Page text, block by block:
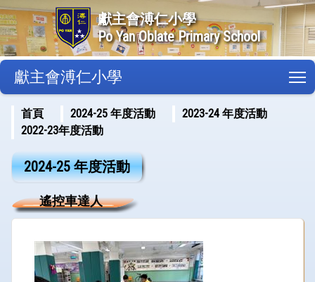
獻主會溥仁小學
Po Yan Oblate Primary School
獻主會溥仁小學
首頁 2024-25 年度活動
2023-24 年度活動
2022-23年度活動
2024-25 年度活動
遙控車達人